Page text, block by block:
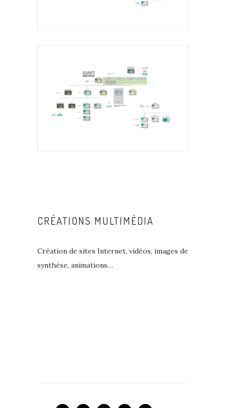
CRÉATIONS MULTIMÉDIA
Création de sites Internet, vidéos, images de
synthèse, animations…